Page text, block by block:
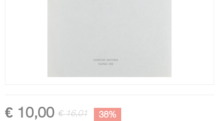
€ 10,00 € 16,01 38%